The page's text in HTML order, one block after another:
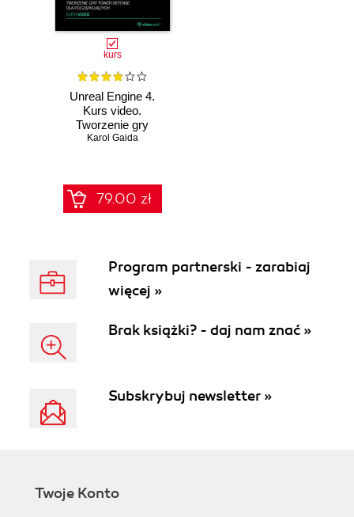
kurs
Unreal Engine 4.
Kurs video.
Tworzenie gry
Tower Defense dla
Karol Gaida
79.00 zł
Program partnerski - zarabiaj
więcej »
Brak książki? - daj nam znać »
Subskrybuj newsletter »
Twoje Konto